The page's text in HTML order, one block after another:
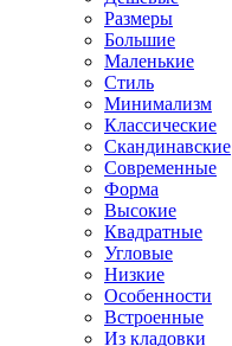
Размеры
Большие
Маленькие
Стиль
Минимализм
Классические
Скандинавские
Современные
Форма
Высокие
Квадратные
Угловые
Низкие
Особенности
Встроенные
Из кладовки